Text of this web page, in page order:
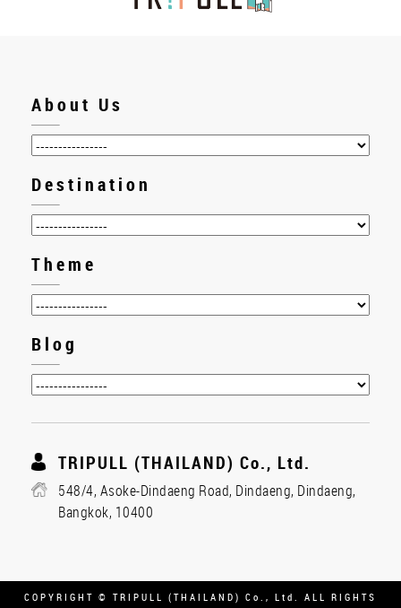
About Us
Destination
Theme
Blog
TRIPULL (THAILAND) Co., Ltd.
548/4, Asoke-Dindaeng Road, Dindaeng, Dindaeng,
Bangkok, 10400
COPYRIGHT © TRIPULL (THAILAND) Co., Ltd. ALL RIGHTS